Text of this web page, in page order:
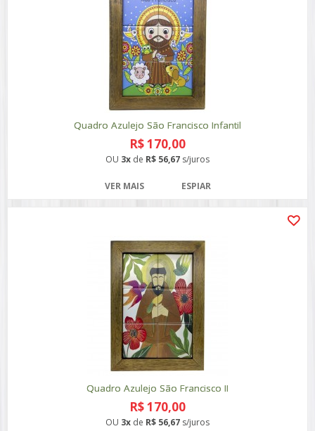
Quadro Azulejo São Francisco Infantil
R$ 170,00
OU 3x de R$ 56,67 s/juros
VER MAIS ESPIAR
Quadro Azulejo São Francisco II
R$ 170,00
OU 3x de R$ 56,67 s/juros